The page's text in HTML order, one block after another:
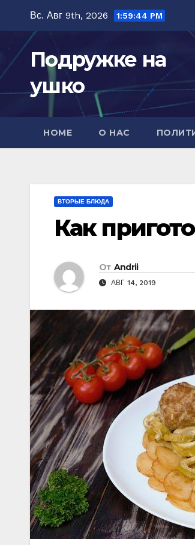
содержимому
Вс. Авг 9th, 2026 1:59:45 PM
Подружке на
ушко
HOME О НАС
ВТОРЫЕ БЛЮДА
Как
От Andrii
АВГ 14, 2019